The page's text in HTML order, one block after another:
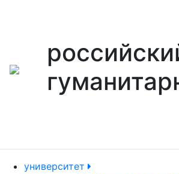
университет